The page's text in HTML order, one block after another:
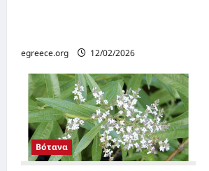
egreece.org 12/02/2026
Βότανα